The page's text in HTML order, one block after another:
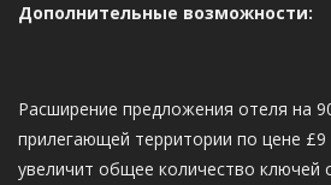
Дополнительные возможности:
Расширение предложения отеля на
прилегающей территории по цене £9
увеличит общее количество ключей